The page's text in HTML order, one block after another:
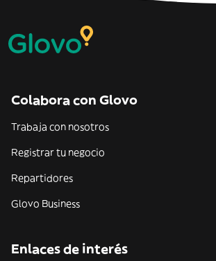
Colabora con Glovo
Trabaja con nosotros
Registrar tu negocio
Repartidores
Glovo Business
Enlaces de interés